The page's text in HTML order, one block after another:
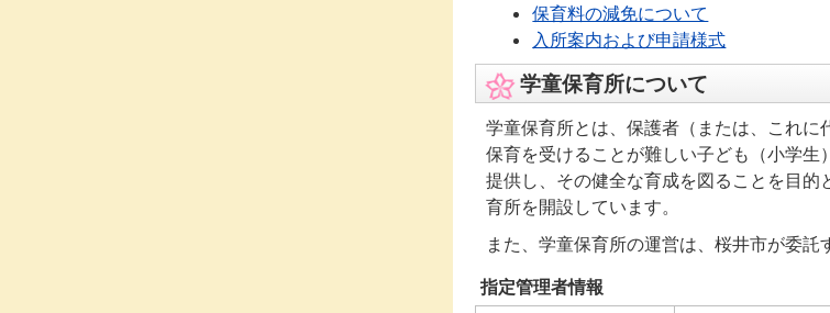
保育料の減免について
入所案内および申請様式
学童保育所について
学童保育所とは、保護者（または、これ
保育を受けることが難しい子ども（小学
提供し、その健全な育成を図ることを目的
育所を開設しています。
また、学童保育所の運営は、桜井市が委託
指定管理者情報